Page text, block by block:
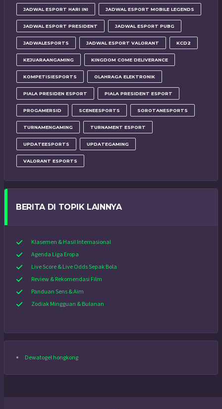
JADWAL ESPORT HARI INI JADWAL ESPORT MOBILE LEGENDS
JADWAL ESPORT PRESIDENT JADWAL ESPORT PUBG
JADWALESPORTS JADWAL ESPORT VALORANT KCD2
KEJUARAANGAMING KINGDOM COME DELIVERANCE
KOMPETISIESPORTS OLAHRAGA ELEKTRONIK
PIALA PRESIDEN ESPORT PIALA PRESIDENT ESPORT
PROGAMERSID SCENEESPORTS SOROTANESPORTS
TURNAMENGAMING TURNAMENT ESPORT
UPDATEESPORTS UPDATEGAMING
VALORANT ESPORTS
BERITA DI TOPIK LAINNYA
Klasemen & Hasil Internasional
Agenda Liga Eropa
Live Score & Live Odds Sepak Bola
Review & Rekomendasi Film
Panduan Sens & Aim
Zodiak Mingguan & Bulanan
Dewatogel hongkong